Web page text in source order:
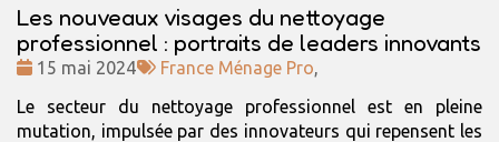
Les nouveaux visages du nettoyage
professionnel : portraits de leaders innovants
Date
15 mai 2024
Tags
France Ménage Pro,
Le secteur du nettoyage professionnel est en pleine
mutation, impulsée par des innovateurs qui repensent les